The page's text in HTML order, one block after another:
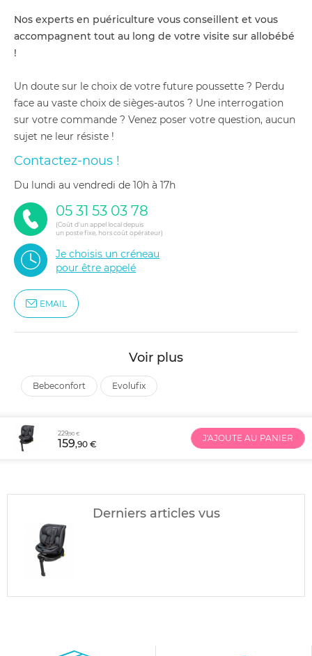
Nos experts en puériculture vous conseillent et vous
accompagnent tout au long de votre visite sur allobébé
!
Un doute sur le choix de votre future poussette ? Perdu
face au vaste choix de sièges-autos ? Une interrogation
sur votre commande ? Venez poser votre question, aucun
sujet ne leur résiste !
Contactez-nous !
du lundi au vendredi de 10h à 17h
05 31 53 03 78
(Coût d'un appel local depuis
un poste fixe, hors coût opérateur)
Je choisis un créneau
pour être appelé
EMAIL
Voir plus
bebeconfort evolufix
229,90 €
159,90 €
J'AJOUTE AU PANIER
Derniers articles vus